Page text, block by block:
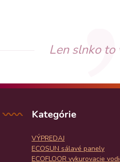
Len slnko to
Kategórie
VÝPREDAJ
ECOSUN sálavé panely
ECOFLOOR vykurovacie